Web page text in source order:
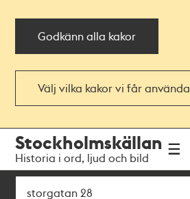
Godkänn alla kakor
Välj vilka kakor vi får använda
navigationen
huvudinnehållet
Stockholmskällan
Historia i ord, ljud och bild
Sök